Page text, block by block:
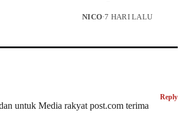
NICO·7 HARI LALU
untuk Media rakyat post.com terima
Reply